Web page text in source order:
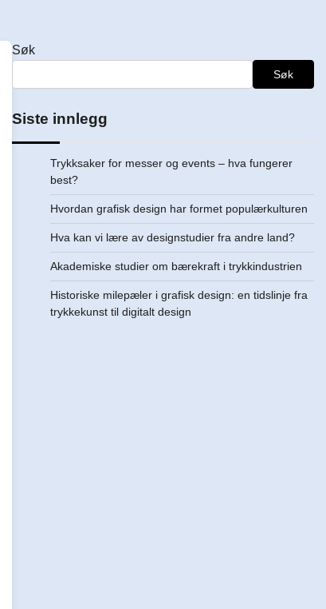
Søk
Søk
Siste innlegg
Trykksaker for messer og events – hva fungerer
best?
Hvordan grafisk design har formet populærkulturen
Hva kan vi lære av designstudier fra andre land?
Akademiske studier om bærekraft i trykkindustrien
Historiske milepæler i grafisk design: en tidslinje fra
trykkekunst til digitalt design